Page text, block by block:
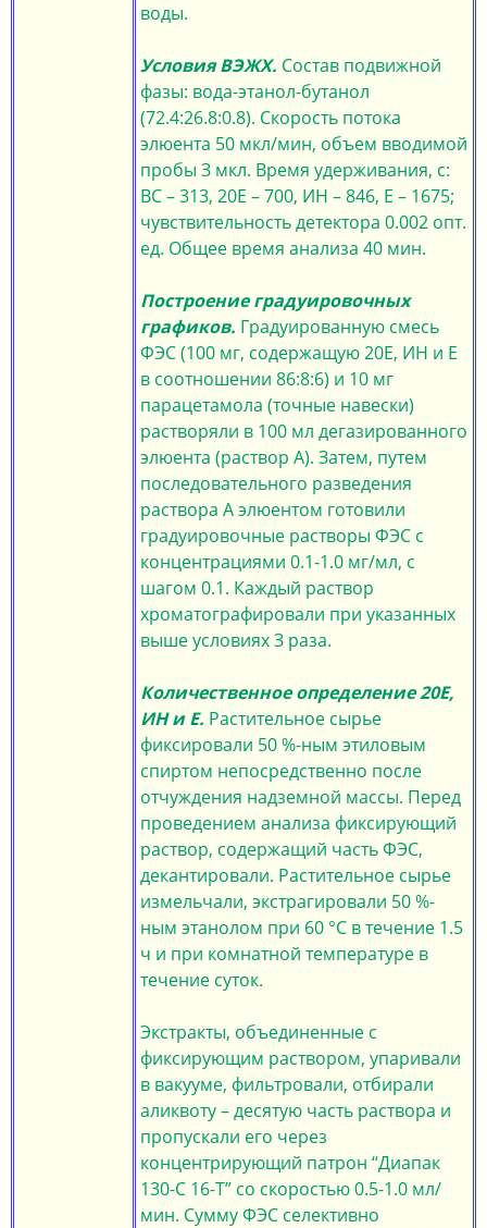
воды.
Условия ВЭЖХ. Состав подвижной
фазы: вода-этанол-бутанол
(72.4:26.8:0.8). Скорость потока
элюента 50 мкл/мин, объем вводимой
пробы З мкл. Время удерживания, с:
ВС – 313, 20Е – 700, ИН – 846, Е – 1675;
чувствительность детектора 0.002 опт.
ед. Общее время анализа 40 мин.
Построение градуировочных
графиков. Градуированную смесь
ФЭС (100 мг, содержащую 20Е, ИН и Е
в соотношении 86:8:6) и 10 мг
парацетамола (точные навески)
растворяли в 100 мл дегазированного
элюента (раствор А). Затем, путем
последовательного разведения
раствора А элюентом готовили
градуировочные растворы ФЭС с
концентрациями 0.1-1.0 мг/мл, с
шагом 0.1. Каждый раствор
хроматографировали при указанных
выше условиях З раза.
Количественное определение 20Е,
ИН и Е. Растительное сырье
фиксировали 50 %-ным этиловым
спиртом непосредственно после
отчуждения надземной массы. Перед
проведением анализа фиксирующий
раствор, содержащий часть ФЭС,
декантировали. Растительное сырье
измельчали, экстрагировали 50 %-
ным этанолом при 60 °С в течение 1.5
ч и при комнатной температуре в
течение суток.
Экстракты, объединенные с
фиксирующим раствором, упаривали
в вакууме, фильтровали, отбирали
аликвоту – десятую часть раствора и
пропускали его через
концентрирующий патрон “Диапак
130-С 16-Т” со скоростью 0.5-1.0 мл/
мин. Сумму ФЭС селективно